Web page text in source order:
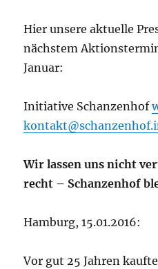
Hier unsere aktuelle
nächstem
Januar:
Initiative Schanzenhof
Wir lassen uns nicht
recht – Schanzenhof
Hamburg, 15.01.2016:
Vor gut 25 Jahren